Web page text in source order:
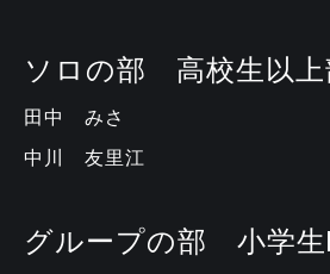
ソロの部 高校生以上
田中 みさ
中川 友里江
グループの部 小学生